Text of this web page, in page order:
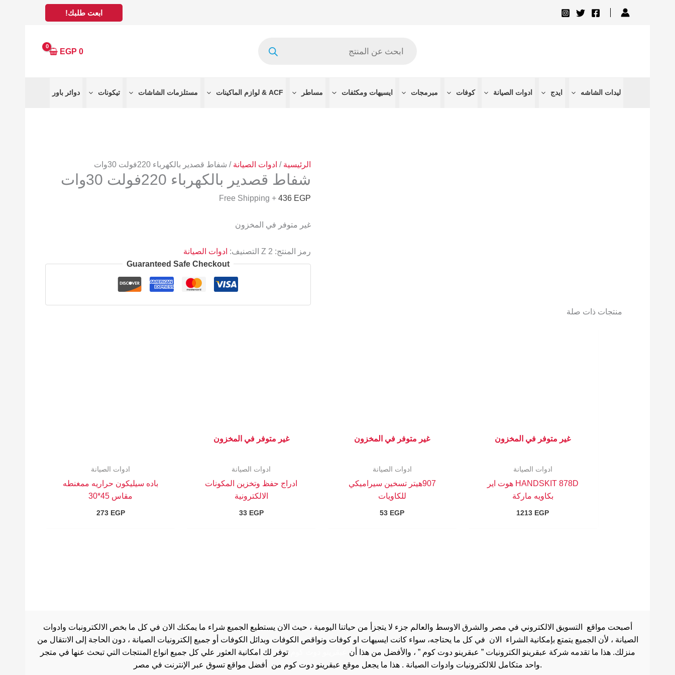
ابعت طلبك!
0
EGP
ليدات الشاشه ايدج ادوات الصيانة كوفات مبرمجات ايسيهات ومكثفات مساطر ACF & لوازم الماكينات مستلزمات الشاشات تيكونات دوائر باور
الرئيسية / ادوات الصيانة / شفاط قصدير بالكهرباء 220فولت 30وات
شفاط قصدير بالكهرباء 220فولت 30وات
436 EGP
+ Free Shipping
غير متوفر في المخزون
رمز المنتج: Z 2 التصنيف: ادوات الصيانة
Guaranteed Safe Checkout
منتجات ذات صلة
غير متوفر في المخزون
ادوات الصيانة
HANDSKIT 878D هوت اير
بكاويه ماركة
1213 EGP
غير متوفر في المخزون
ادوات الصيانة
907هيتر تسخين سيراميكي
للكاويات
53 EGP
غير متوفر في المخزون
ادوات الصيانة
ادراج حفظ وتخزين المكونات
الالكترونية
33 EGP
ادوات الصيانة
باده سيليكون حراريه ممغنطه
مقاس 45*30
273 EGP
أصبحت مواقع التسويق الالكتروني في مصر والشرق الاوسط والعالم جزء لا يتجزأ من حياتنا اليومية ، حيث الان يستطيع الجميع شراء ما يمكنك الان في كل ما بخص الالكترونبات وادوات
الصيانة ، لأن الجميع يتمتع بإمكانية الشراء الان في كل ما يحتاجه، سواء كانت ايسيهات او كوفات ونواقص الكوفات وبدائل الكوفات أو جميع إلكترونيات الصيانة ، دون الحاجة إلى الانتقال من
منزلك. هذا ما تقدمه شركة عبقرينو الكترونيات ” عبقرينو دوت كوم ” ، والأفضل من هذا أن
توفر لك امكانية العثور علي كل جميع انواع المنتجات التي تبحث عنها في متجر
واحد متكامل للالكترونيات وادوات الصيانة . هذا ما يجعل موقع عبقرينو دوت كوم من أفضل مواقع تسوق عبر الإنترنت في مصر.